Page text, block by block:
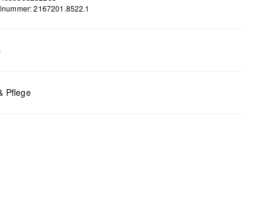
2167201.8522.1
Pflege